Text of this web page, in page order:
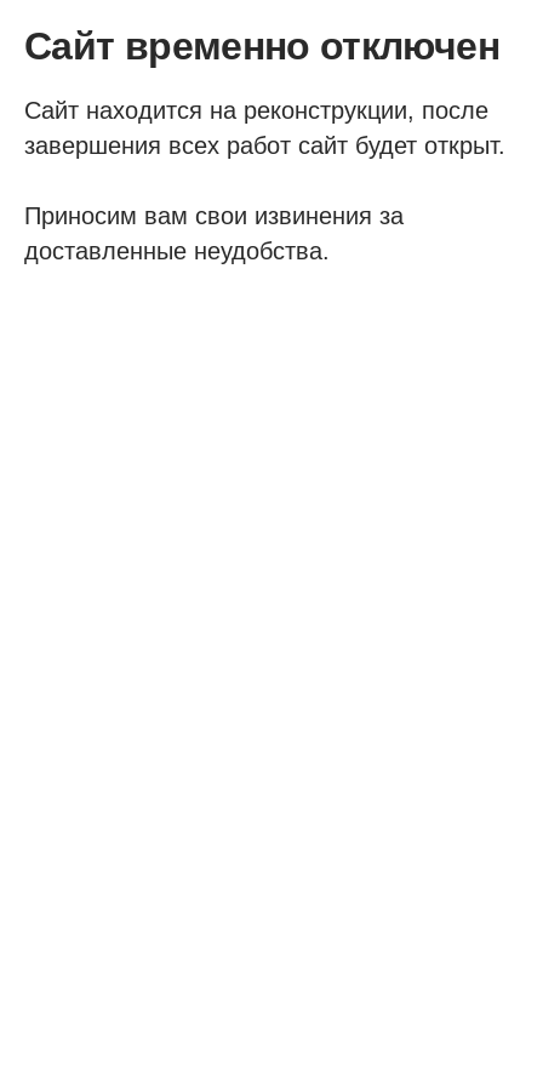
Сайт временно отключен
Сайт находится на реконструкции, после
завершения всех работ сайт будет открыт.
Приносим вам свои извинения за
доставленные неудобства.